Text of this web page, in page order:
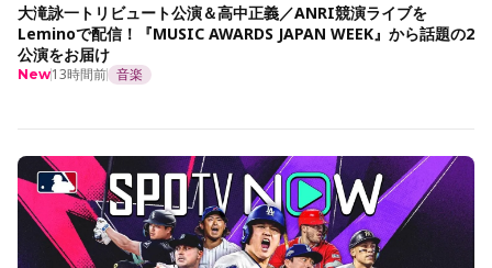
大滝詠一トリビュート公演＆高中正義／ANRI競演ライブを
Leminoで配信！『MUSIC AWARDS JAPAN WEEK』から話題の2
公演をお届け
New13時間前 音楽